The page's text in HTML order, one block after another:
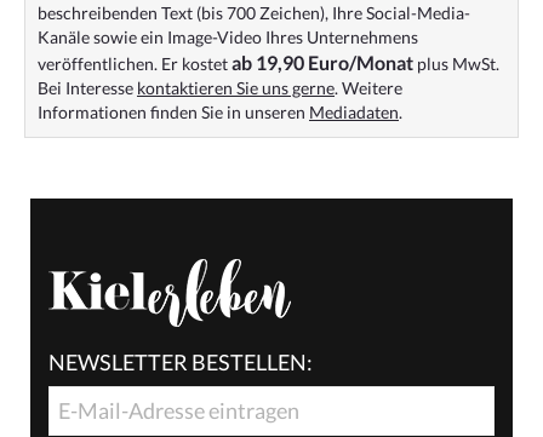
beschreibenden Text (bis 700 Zeichen), Ihre Social-Media-
Kanäle sowie ein Image-Video Ihres Unternehmens
veröffentlichen. Er kostetab 19,90 Euro/Monat plus MwSt.
Bei Interesse kontaktieren Sie uns gerne. Weitere
Informationen finden Sie in unseren Mediadaten.
NEWSLETTER BESTELLEN: